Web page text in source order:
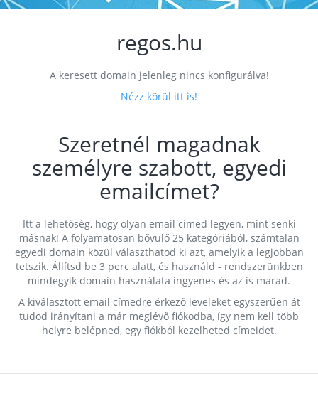
regos.hu
A keresett domain jelenleg nincs konfigurálva!
Nézz körül itt is!
Szeretnél magadnak
személyre szabott, egyedi
emailcímet?
Itt a lehetőség, hogy olyan email címed legyen, mint senki
másnak! A folyamatosan bővülő 25 kategóriából, számtalan
egyedi domain közül választhatod ki azt, amelyik a legjobban
tetszik. Állítsd be 3 perc alatt, és használd - rendszerünkben
mindegyik domain használata ingyenes és az is marad.
A kiválasztott email címedre érkező leveleket egyszerűen át
tudod irányítani a már meglévő fiókodba, így nem kell több
helyre belépned, egy fiókból kezelheted címeidet.